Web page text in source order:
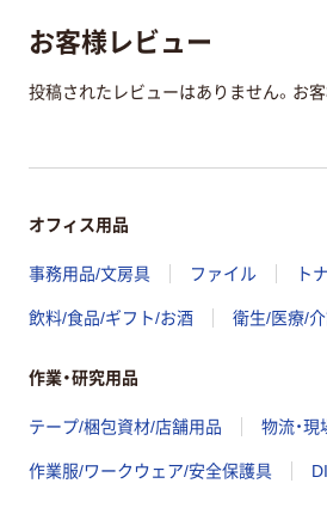
お客様レビュー
投稿されたレビューはありません。お
オフィス用品
事務用品/文房具 ファイル ト
飲料/食品/ギフト/お酒 衛生/医療/
作業・研究用品
テープ/梱包資材/店舗用品 物流・
作業服/ワークウェア/安全保護具